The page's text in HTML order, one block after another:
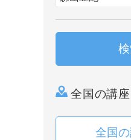
全国の講
全国